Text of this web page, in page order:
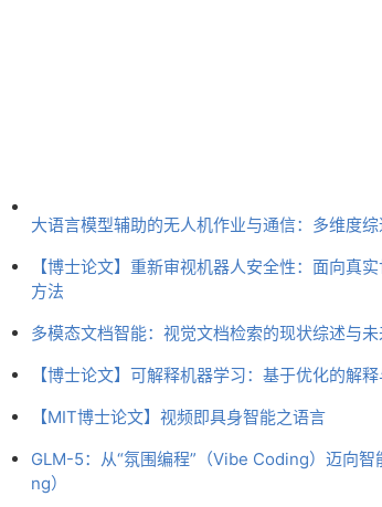
大语言模型辅助的无人机作业与通信：多维度
【博士论文】重新审视机器人安全性：面向真
方法
多模态文档智能：视觉文档检索的现状综述与
【博士论文】可解释机器学习：基于优化的解
【MIT博士论文】视频即具身智能之语言
GLM-5：从“氛围编程”（Vibe Coding）迈向
ng）